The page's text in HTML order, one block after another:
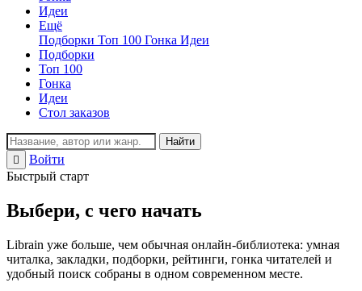
Идеи
Ещё
Подборки Топ 100 Гонка Идеи
Подборки
Топ 100
Гонка
Идеи
Стол заказов
Найти
Войти
Быстрый старт
Выбери, с чего начать
Librain уже больше, чем обычная онлайн-библиотека: умная
читалка, закладки, подборки, рейтинги, гонка читателей и
удобный поиск собраны в одном современном месте.